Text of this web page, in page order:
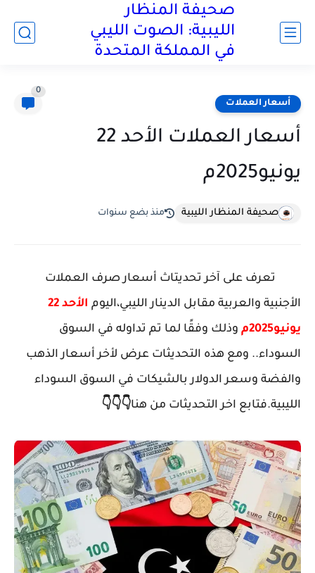
صحيفة المنظار
الليبية: الصوت الليبي
في المملكة المتحدة
أسعار العملات
0
أسعار العملات الأحد 22
يونيو2025م
صحيفة المنظار الليبية منذ بضع سنوات
تعرف على آخر تحديتاث أسعار صرف العملات
الأجنبية والعربية مقابل الدينار الليبي،اليوم
الأحد 22
يونيو2025م
وذلك وفقًا لما تم تداوله في السوق
السوداء.. ومع هذه التحديثات عرض لأخر أسعار الذهب
والفضة وسعر الدولار بالشيكات في السوق السوداء
الليبية.فتابع اخر التحديثات من هنا👇
👇
👇